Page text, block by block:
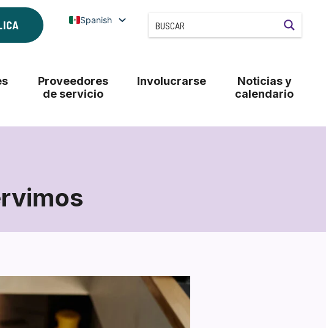
Spanish
Proveedores
de servicio
Involucrarse
Noticias y
calendario